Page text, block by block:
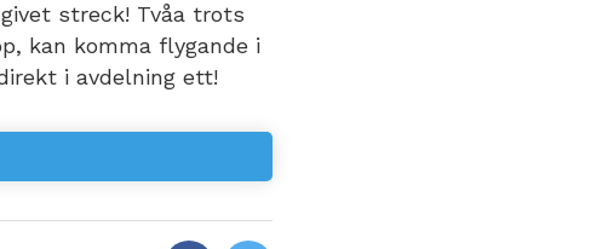
streck! Tvåa trots
kan komma flygande i
i avdelning ett!